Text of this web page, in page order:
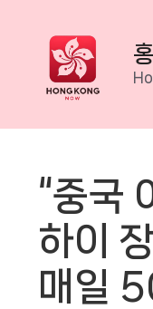
content
“중국
하이
매일